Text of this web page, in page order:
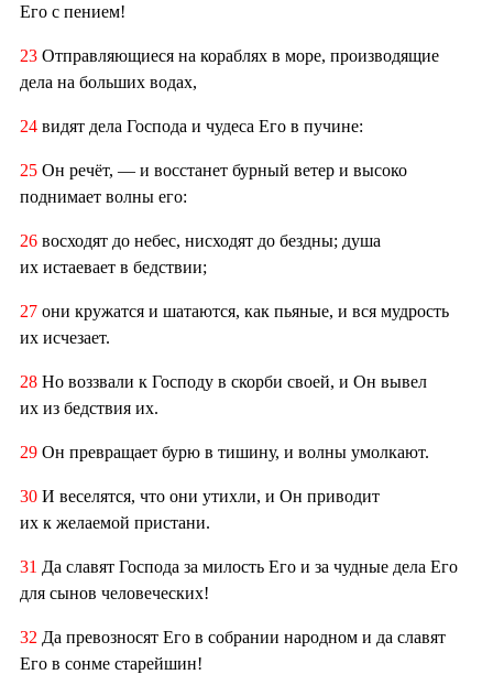
Его с пением!
23 Отправляющиеся на кораблях в море, производящие
дела на больших водах,
24 видят дела Господа и чудеса Его в пучине:
25 Он речёт, — и восстанет бурный ветер и высоко
поднимает волны его:
26 восходят до небес, нисходят до бездны; душа
их истаевает в бедствии;
27 они кружатся и шатаются, как пьяные, и вся мудрость
их исчезает.
28 Но воззвали к Господу в скорби своей, и Он вывел
их из бедствия их.
29 Он превращает бурю в тишину, и волны умолкают.
30 И веселятся, что они утихли, и Он приводит
их к желаемой пристани.
31 Да славят Господа за милость Его и за чудные дела Его
для сынов человеческих!
32 Да превозносят Его в собрании народном и да славят
Его в сонме старейшин!